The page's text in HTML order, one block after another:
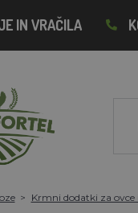
IN VRAČILA
Krmni dodatki za ovce